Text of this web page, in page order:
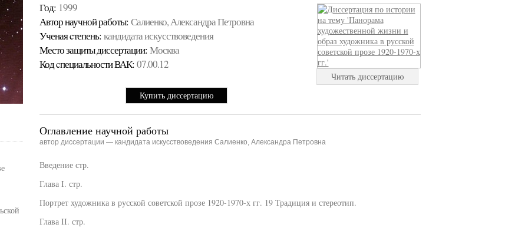
Год: 1999
Автор научной работы: Салиенко, Александра Петровна
Ученая cтепень: кандидата искусствоведения
Место защиты диссертации: Москва
Код cпециальности ВАК: 07.00.12
Купить диссертацию
Читать диссертацию
Оглавление научной работы
автор диссертации — кандидата искусствоведения Салиенко, Александра Петровна
Введение стр.
Глава I. стр.
Портрет художника в русской советской прозе 1920-1970-х гг. 19 Традиция и стереотип.
Глава II. стр.